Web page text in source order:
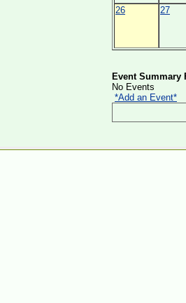
26 27
Event Summary
No Events
*Add an Event*